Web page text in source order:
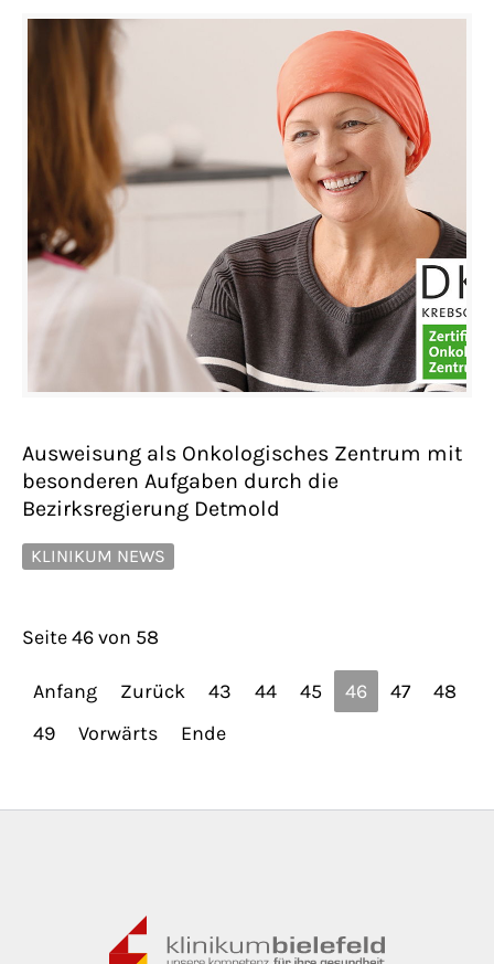
Ausweisung als Onkologisches Zentrum mit
besonderen Aufgaben durch die
Bezirksregierung Detmold
KLINIKUM NEWS
Seite 46 von 58
Anfang Zurück 43 44 45 46 47
48
49
Vorwärts Ende